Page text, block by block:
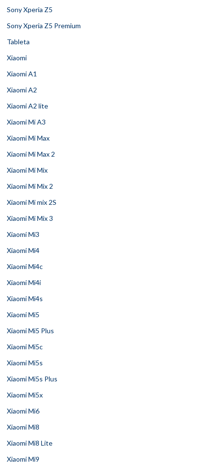
Sony Xperia Z5
Sony Xperia Z5 Premium
Tableta
Xiaomi
Xiaomi A1
Xiaomi A2
Xiaomi A2 lite
Xiaomi Mi A3
Xiaomi Mi Max
Xiaomi Mi Max 2
Xiaomi Mi Mix
Xiaomi Mi Mix 2
Xiaomi Mi mix 2S
Xiaomi Mi Mix 3
Xiaomi Mi3
Xiaomi Mi4
Xiaomi Mi4c
Xiaomi Mi4i
Xiaomi Mi4s
Xiaomi Mi5
Xiaomi Mi5 Plus
Xiaomi Mi5c
Xiaomi Mi5s
Xiaomi Mi5s Plus
Xiaomi Mi5x
Xiaomi Mi6
Xiaomi Mi8
Xiaomi Mi8 Lite
Xiaomi Mi9